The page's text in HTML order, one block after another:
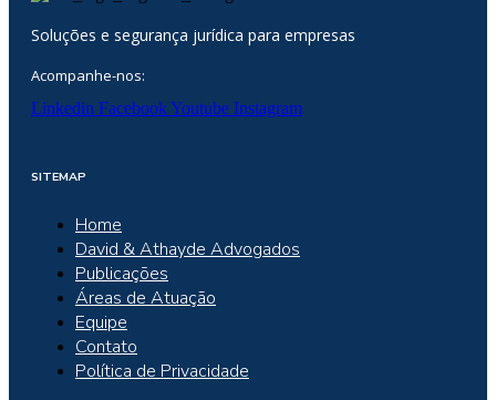
Soluções e segurança jurídica para empresas
Acompanhe-nos:
Linkedin FacebookYoutube Instagram
SITEMAP
Home
David & Athayde Advogados
Publicações
Áreas de Atuação
Equipe
Contato
Política de Privacidade